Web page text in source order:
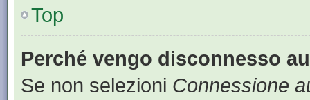
Top
Perché vengo disconnesso
Se non selezioni Connessione